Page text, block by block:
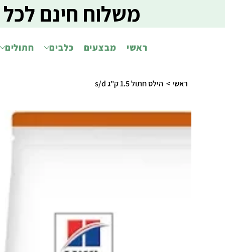
ראשי מבצעים כלבים חתולים
משלוח חינם
ראשי > הילס חתול 1.5 ק"ג s/d